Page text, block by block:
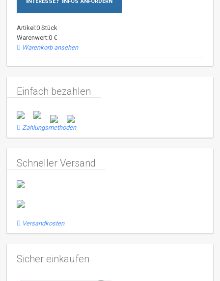
Artikel:0 Stück
Warenwert:0 €
Warenkorb ansehen
Einfach bezahlen
Zahlungsmethoden
Schneller Versand
Versandkosten
Sicher einkaufen